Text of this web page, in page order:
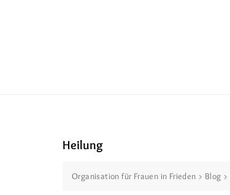
Heilung
Organisation für Frauen in Frieden > Blog >